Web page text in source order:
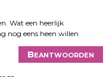
Wat een heerlijk
nog eens heen willen
Beantwoorden